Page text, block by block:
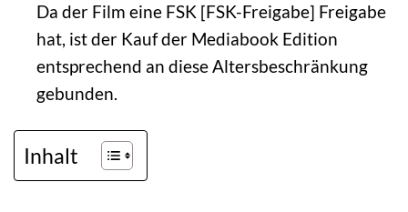
Da der Film eine FSK [FSK-Freigabe] Freigabe
hat, ist der Kauf der Mediabook Edition
entsprechend an diese Altersbeschränkung
gebunden.
Inhalt